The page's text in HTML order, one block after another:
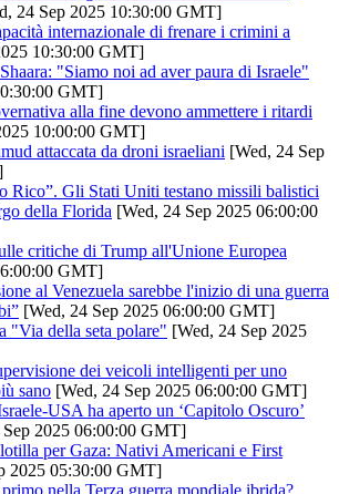
24 Sep 2025 10:30:00 GMT]
internazionale di frenare i crimini a
10:30:00 GMT]
"Siamo noi ad aver paura di Israele"
GMT]
alla fine devono ammettere i ritardi
10:00:00 GMT]
attaccata da droni israeliani [Wed, 24 Sep
Rico”. Gli Stati Uniti testano missili balistici
della Florida [Wed, 24 Sep 2025 06:00:00
critiche di Trump all'Unione Europea
GMT]
al Venezuela sarebbe l'inizio di una guerra
[Wed, 24 Sep 2025 06:00:00 GMT]
"Via della seta polare" [Wed, 24 Sep 2025
dei veicoli intelligenti per uno
sano [Wed, 24 Sep 2025 06:00:00 GMT]
USA ha aperto un ‘Capitolo Oscuro’
Sep 2025 06:00:00 GMT]
per Gaza: Nativi Americani e First
2025 05:30:00 GMT]
nella Terza guerra mondiale ibrida?